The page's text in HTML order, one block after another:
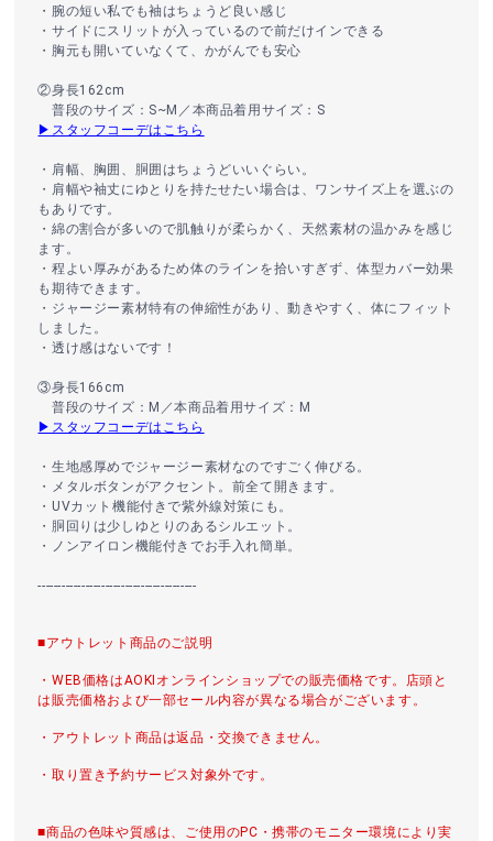
・腕の短い私でも袖はちょうど良い感じ
・サイドにスリットが入っているので前だけインできる
・胸元も開いていなくて、かがんでも安心
②身長162cm
普段のサイズ：S~M／本商品着用サイズ：S
▶スタッフコーデはこちら
・肩幅、胸囲、胴囲はちょうどいいぐらい。
・肩幅や袖丈にゆとりを持たせたい場合は、ワンサイズ上を選ぶの
もありです。
・綿の割合が多いので肌触りが柔らかく、天然素材の温かみを感じ
ます。
・程よい厚みがあるため体のラインを拾いすぎず、体型カバー効果
も期待できます。
・ジャージー素材特有の伸縮性があり、動きやすく、体にフィット
しました。
・透け感はないです！
③身長166cm
普段のサイズ：M／本商品着用サイズ：M
▶スタッフコーデはこちら
・生地感厚めでジャージー素材なのですごく伸びる。
・メタルボタンがアクセント。前全て開きます。
・UVカット機能付きで紫外線対策にも。
・胴回りは少しゆとりのあるシルエット。
・ノンアイロン機能付きでお手入れ簡単。
----------------------------------------
■アウトレット商品のご説明
・WEB価格はAOKIオンラインショップでの販売価格です。店頭と
は販売価格および一部セール内容が異なる場合がございます。
・アウトレット商品は返品・交換できません。
・取り置き予約サービス対象外です。
■商品の色味や質感は、ご使用のPC・携帯のモニター環境により実